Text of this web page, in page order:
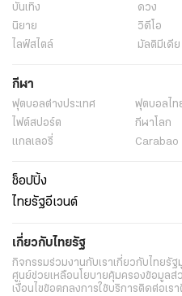
บันเทิง
ดวง
นิยาย
วิดีโอ
ไลฟ์สไตล์
มัลติมีเดีย
กีฬา
ฟุตบอลต่่างประเทศ ฟุตบอลไท
ไฟต์สปอร์ต
กีฬาโลก
แกลเลอรี่
ช็อปปิ้ง
ไทยรัฐอีเวนต์
เกี่ยวกับไทยรัฐ
กิจกรรมร่วมงานกับเราเกี่ยวกับไทยรัฐ
ศูนย์ช่วยเหลือนโยบายคุ้มครองข้อมูลส่
เงื่อนไขข้อตกลงการใช้บริการติดต่อเรา